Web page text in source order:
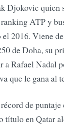
Djokovic quien
ATP y
2016. Viene
de Doha, su
a Rafael Nadal
que le gana al
de
título en Qatar